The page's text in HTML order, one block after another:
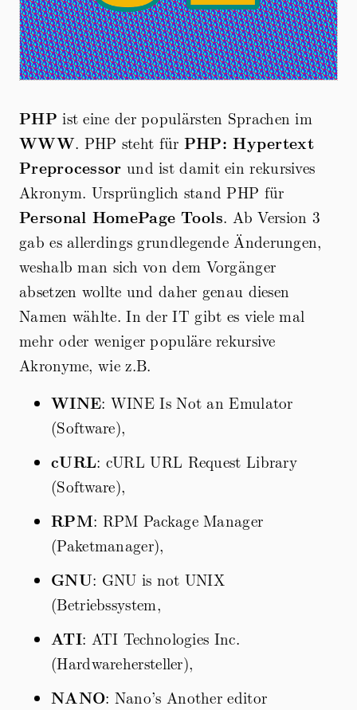
PHP ist eine der populärsten Sprachen im
WWW. PHP steht für PHP: Hypertext
Preprocessor und ist damit ein rekursives
Akronym. Ursprünglich stand PHP für
Personal HomePage Tools. Ab Version 3
gab es allerdings grundlegende Änderungen,
weshalb man sich von dem Vorgänger
absetzen wollte und daher genau diesen
Namen wählte. In der IT gibt es viele mal
mehr oder weniger populäre rekursive
Akronyme, wie z.B.
WINE: WINE Is Not an Emulator
(Software),
cURL: cURL URL Request Library
(Software),
RPM: RPM Package Manager
(Paketmanager),
GNU: GNU is not UNIX
(Betriebssystem,
ATI: ATI Technologies Inc.
(Hardwarehersteller),
NANO: Nano’s Another editor